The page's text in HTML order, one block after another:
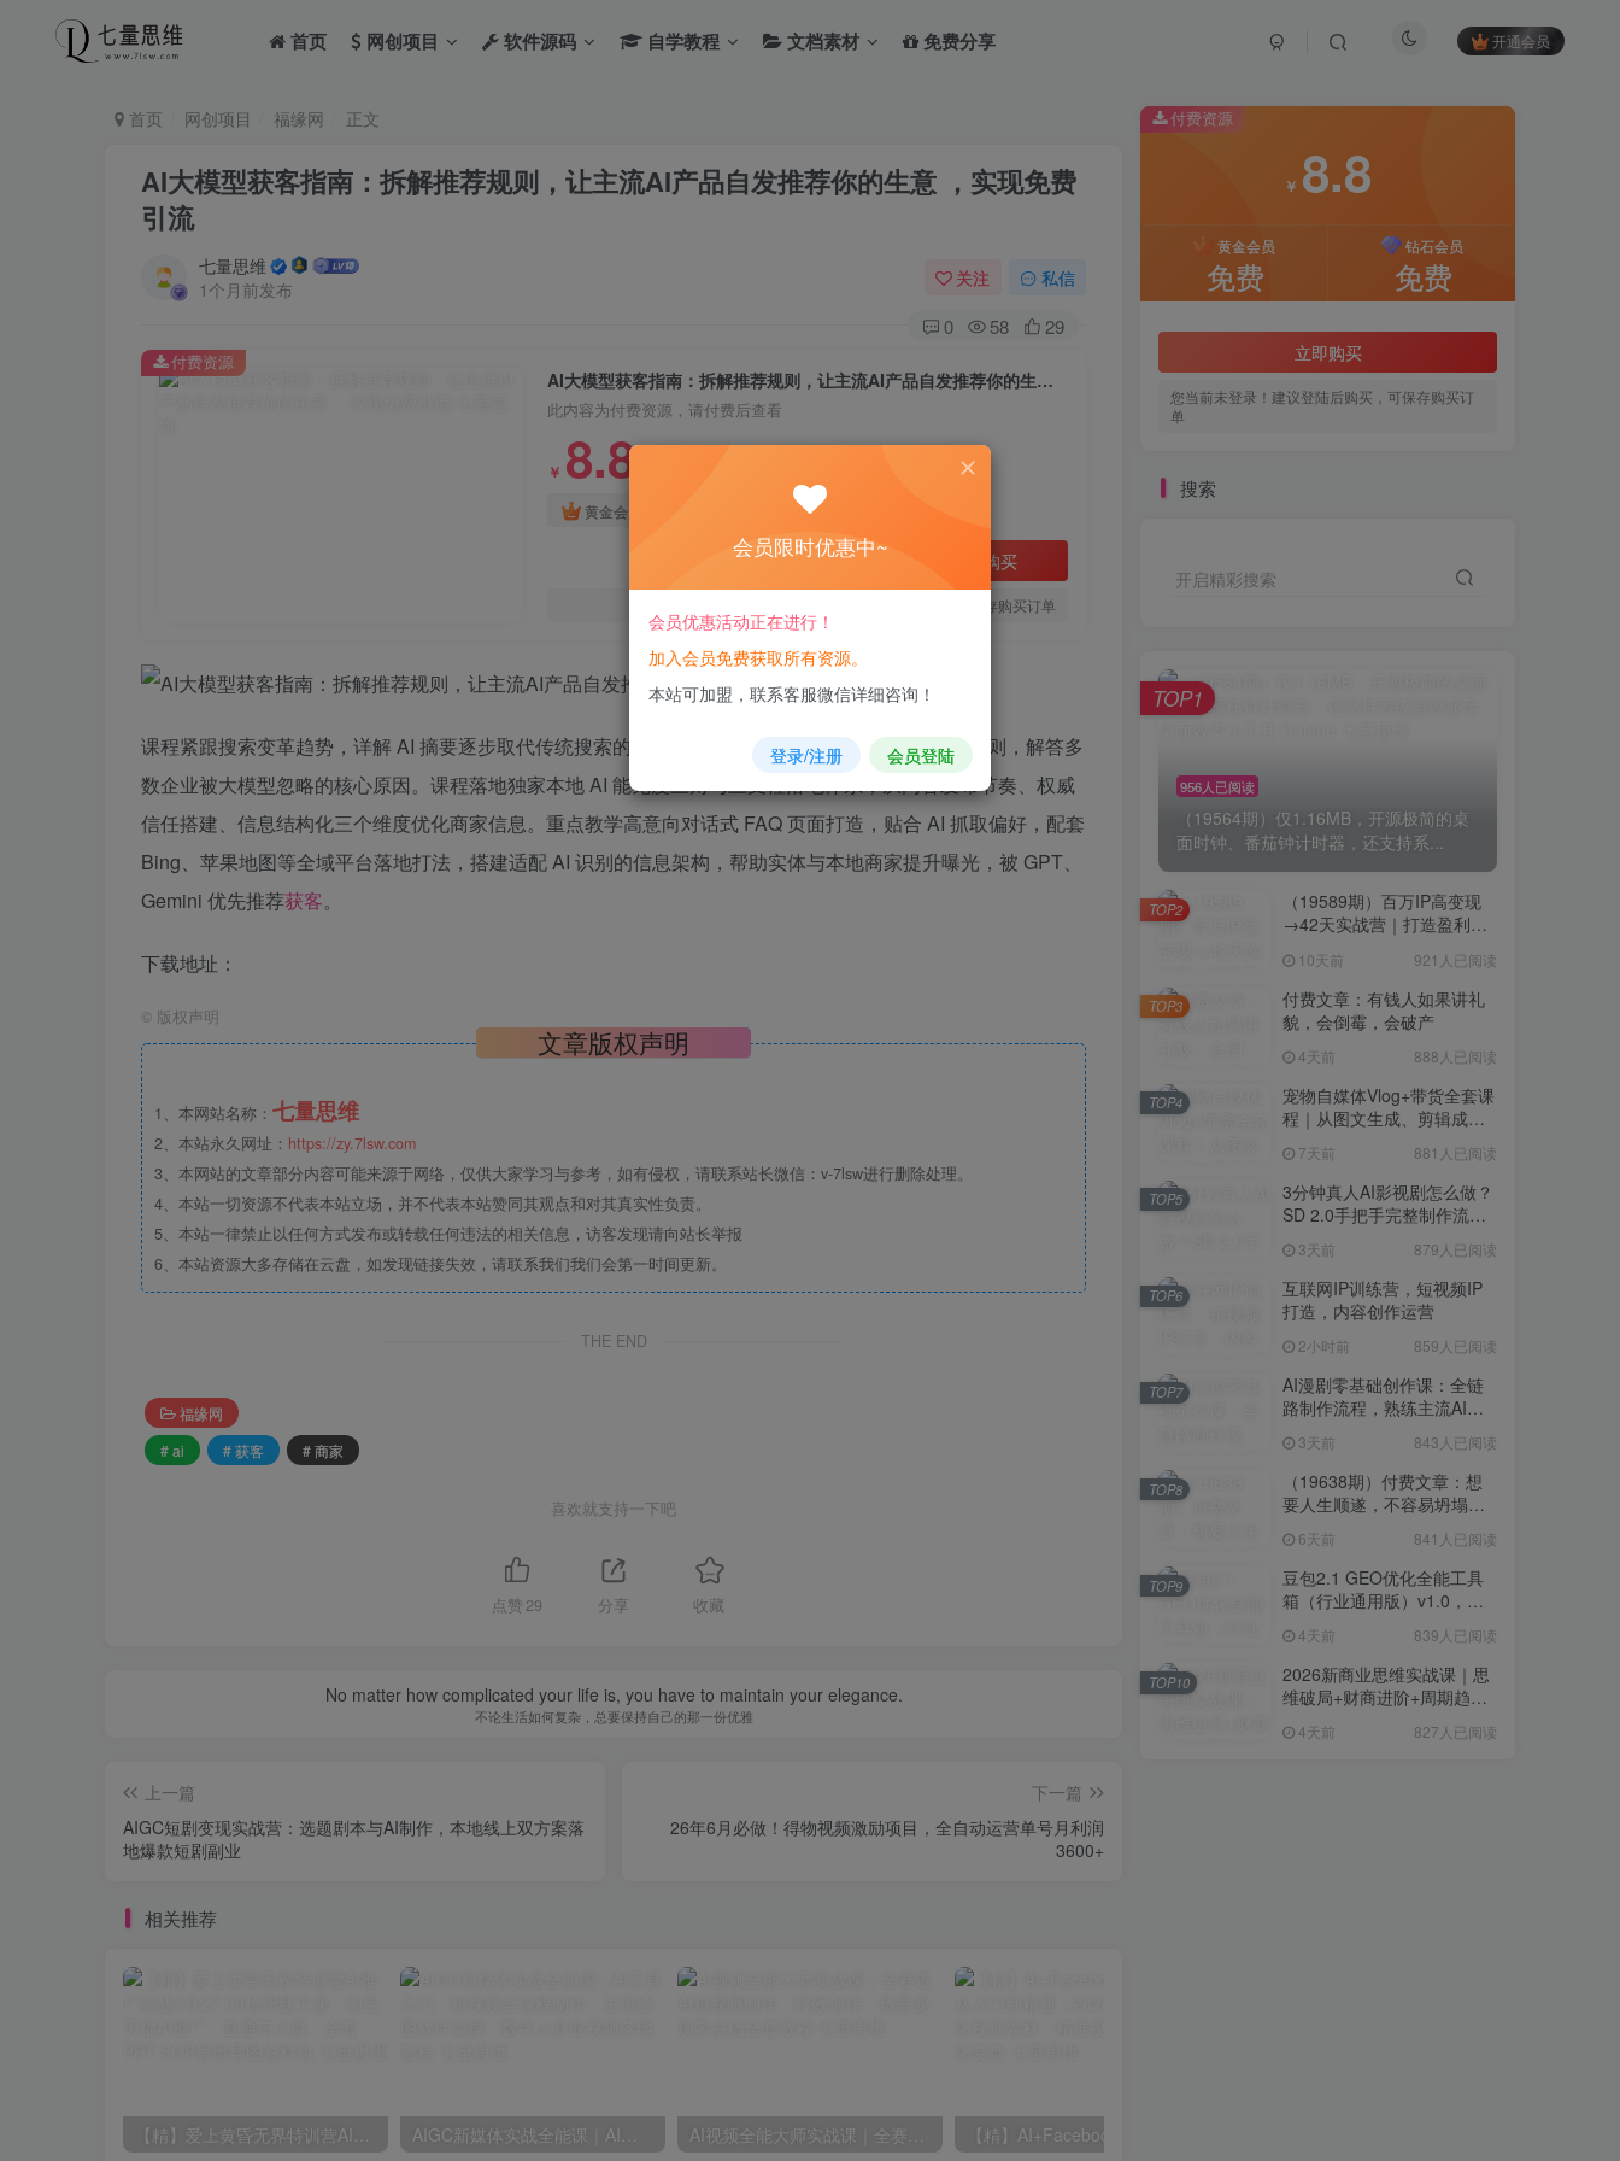
首页 网创项目 软件源码 自学教程 文档素材 免费分享 开通会员
首页 网创项目 福缘网 正文
AI大模型获客指南：拆解推荐规则，让主流AI产品自发推荐你的生意 ，实现免费
引流
七量思维
1个月前发布
关注 私信
0 58 29
AI大模型获客指南：拆解推荐规则，让主流AI产品自发推荐你的生意 ，实现免费引流
此内容为付费资源，请付费后查看
￥ 8.8
黄金会员 免费
立即购买
您当前未登录！建议登陆后购买，可保存购买订单
付费资源
课程紧跟搜索变革趋势，详解 AI 摘要逐步取代传统搜索的行业现状，剖析 AI 筛选推荐商家的底层规则，解答多
数企业被大模型忽略的核心原因。课程落地独家本地 AI 能见度三角与三支柱落地体系，从内容发布节奏、权威
信任搭建、信息结构化三个维度优化商家信息。重点教学高意向对话式 FAQ 页面打造，贴合 AI 抓取偏好，配套
Bing、苹果地图等全域平台落地打法，搭建适配 AI 识别的信息架构，帮助实体与本地商家提升曝光，被 GPT、
Gemini 优先推荐获客。
下载地址：
© 版权声明
文章版权声明
1、本网站名称： 七量思维
2、本站永久网址： https://zy.7lsw.com
3、本网站的文章部分内容可能来源于网络，仅供大家学习与参考，如有侵权，请联系站长微信：v-7lsw进行删除处理。
4、本站一切资源不代表本站立场，并不代表本站赞同其观点和对其真实性负责。
5、本站一律禁止以任何方式发布或转载任何违法的相关信息，访客发现请向站长举报
6、本站资源大多存储在云盘，如发现链接失效，请联系我们我们会第一时间更新。
THE END
福缘网
# ai
# 获客 # 商家
喜欢就支持一下吧
点赞 29 分享 收藏
No matter how complicated your life is, you have to maintain your elegance.
不论生活如何复杂，总要保持自己的那一份优雅
上一篇
AIGC短剧变现实战营：选题剧本与AI制作，本地线上双方案落
地爆款短剧副业
下一篇
26年6月必做！得物视频激励项目，全自动运营单号月利润
3600+
相关推荐
付费资源
￥ 8.8
黄金会员
免费
钻石会员
免费
立即购买
您当前未登录！建议登陆后购买，可保存购买订
单
搜索
开启精彩搜索
956人已阅读
（19564期）仅1.16MB，开源极简的桌
面时钟、番茄钟计时器，还支持系...
TOP1
（19589期）百万IP高变现
→42天实战营｜打造盈利赚
域转化批量成交积累客户案
例
10天前 921人已阅读
TOP2
付费文章：有钱人如果讲礼
貌，会倒霉，会破产
4天前 888人已阅读
TOP3
宠物自媒体Vlog+带货全套课
程｜从图文生成、剪辑成片
7天前 881人已阅读
TOP4
3分钟真人AI影视剧怎么做？
SD 2.0手把手完整制作流程
无限生成
3天前 879人已阅读
TOP5
互联网IP训练营，短视频IP
打造，内容创作运营
2小时前 859人已阅读
TOP6
AI漫剧零基础创作课：全链
路制作流程，熟练主流AI工
3天前 843人已阅读
TOP7
（19638期）付费文章：想
要人生顺遂，不容易坍塌，
6天前 841人已阅读
TOP8
豆包2.1 GEO优化全能工具
箱（行业通用版）v1.0，会
景4天前 839人已阅读
TOP9
2026新商业思维实战课｜思
维破局+财商进阶+周期趋势
度解析全体系
4天前 827人已阅读
TOP10
会员限时优惠中~
会员优惠活动正在进行！
加入会员免费获取所有资源。
本站可加盟，联系客服微信详细咨询！
登录/注册 会员登陆